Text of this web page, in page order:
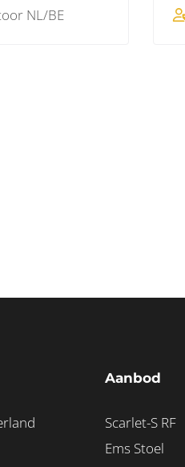
NL/BE
Aanbod
Scarlet-S RF
Ems Stoel